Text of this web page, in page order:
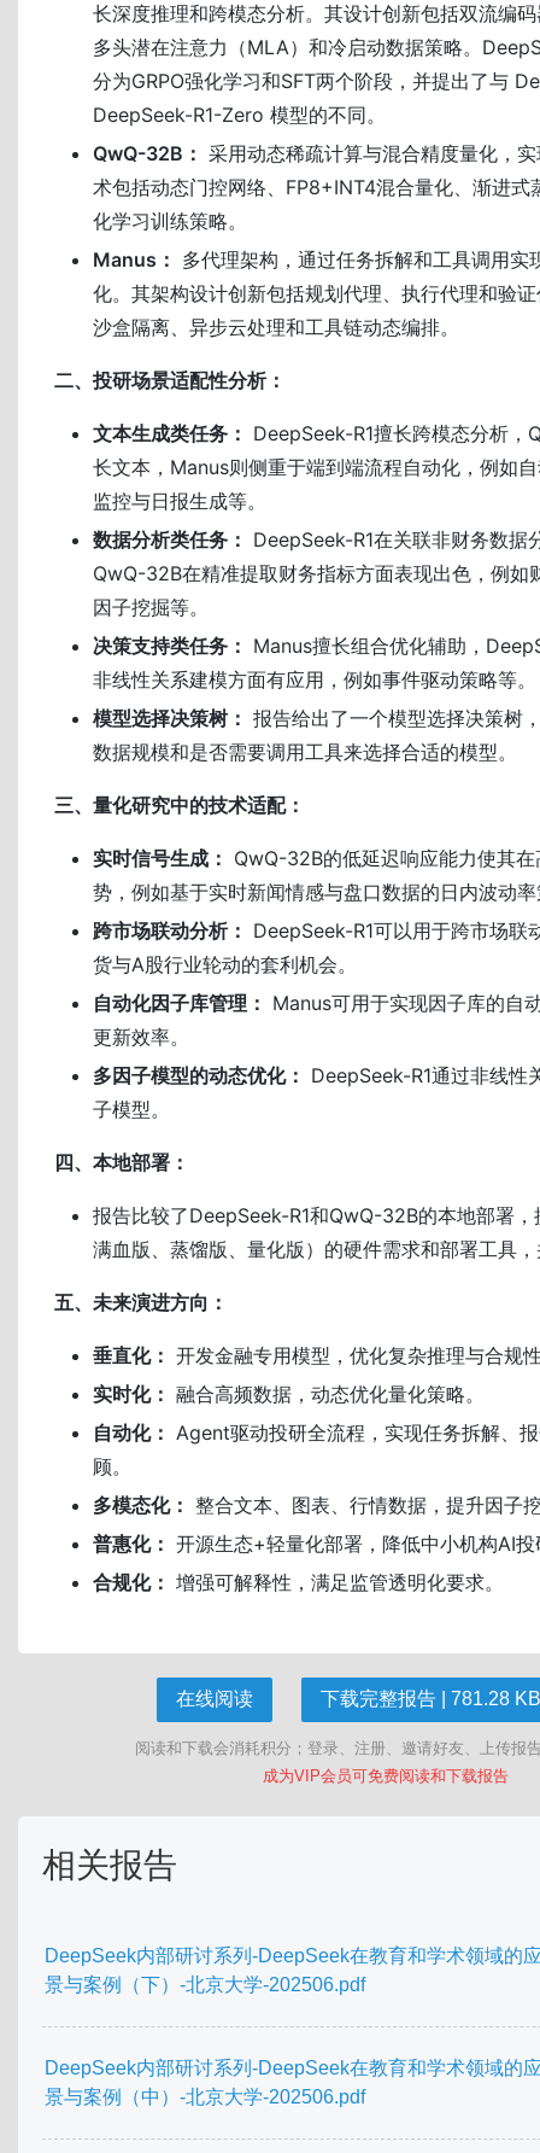
长深度推理和跨模态分析。其设计创新包括双流编
多头潜在注意力（MLA）和冷启动数据策略。
分为GRPO强化学习和SFT两个阶段，并提出了与
DeepSeek-R1-Zero 模型的不同。
QwQ-32B： 采用动态稀疏计算与混合精度量化，
术包括动态门控网络、FP8+INT4混合量化、渐进式
化学习训练策略。
Manus： 多代理架构，通过任务拆解和工具调用实
化。其架构设计创新包括规划代理、执行代理和验
沙盒隔离、异步云处理和工具链动态编排。
二、投研场景适配性分析：
文本生成类任务： DeepSeek-R1擅长跨模态分析，
长文本，Manus则侧重于端到端流程自动化，例如
监控与日报生成等。
数据分析类任务： DeepSeek-R1在关联非财务数据
QwQ-32B在精准提取财务指标方面表现出色，例如
因子挖掘等。
决策支持类任务： Manus擅长组合优化辅助，
非线性关系建模方面有应用，例如事件驱动策略等。
模型选择决策树： 报告给出了一个模型选择决策树
数据规模和是否需要调用工具来选择合适的模型。
三、量化研究中的技术适配：
实时信号生成： QwQ-32B的低延迟响应能力使其
势，例如基于实时新闻情感与盘口数据的日内波动
跨市场联动分析： DeepSeek-R1可以用于跨市场联
货与A股行业轮动的套利机会。
自动化因子库管理： Manus可用于实现因子库的自
更新效率。
多因子模型的动态优化： DeepSeek-R1通过非线性
子模型。
四、本地部署：
报告比较了DeepSeek-R1和QwQ-32B的本地部署
满血版、蒸馏版、量化版）的硬件需求和部署工具
五、未来演进方向：
垂直化： 开发金融专用模型，优化复杂推理与合规
实时化： 融合高频数据，动态优化量化策略。
自动化： Agent驱动投研全流程，实现任务拆解、
顾。
多模态化： 整合文本、图表、行情数据，提升因子
普惠化： 开源生态+轻量化部署，降低中小机构AI
合规化： 增强可解释性，满足监管透明化要求。
在线阅读 下载完整报告 | 781.28
阅读和下载会消耗积分；登录、注册、邀请好友、上传报
成为VIP会员可免费阅读和下载报告
相关报告
DeepSeek内部研讨系列-DeepSeek在教育和学术领域的
景与案例（下）-北京大学-202506.pdf
DeepSeek内部研讨系列-DeepSeek在教育和学术领域的
景与案例（中）-北京大学-202506.pdf